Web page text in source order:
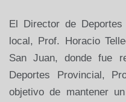
El Director de
local, Prof. Horacio
San Juan, donde fue
Deportes Provincial,
objetivo de mantener